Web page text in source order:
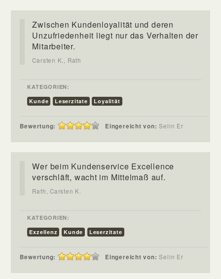
Zwischen Kundenloyalität und deren
Unzufriedenheit liegt nur das Verhalten der
Mitarbeiter.
Carsten K., Rath
KATEGORIEN:
Kunde
Leserzitate Loyalität
Bewertung: Eingereicht von:Selin Er
Wer beim Kundenservice Excellence
verschläft, wacht im Mittelmaß auf.
Rath, Carsten K.
KATEGORIEN:
Exzellenz
Kunde Leserzitate
Bewertung: Eingereicht von:Selin Er